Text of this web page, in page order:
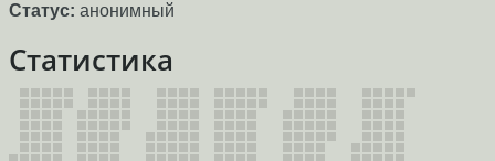
Статус: анонимный
Статистика